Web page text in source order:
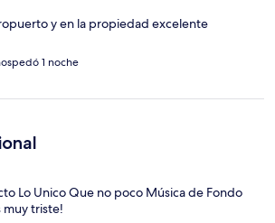
y en la propiedad excelente
1 noche
Lo Unico Que no poco Música de Fondo
triste!